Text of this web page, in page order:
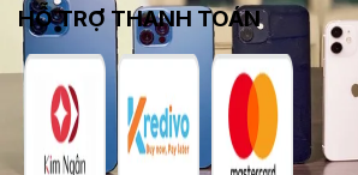
HỖ TRỢ THANH TOÁN